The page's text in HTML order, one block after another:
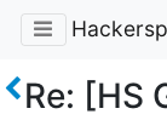
Re: [HS